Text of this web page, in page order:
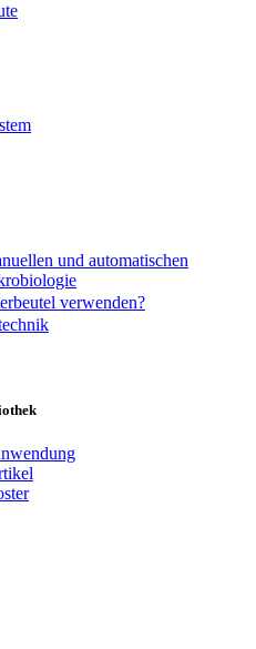
und automatischen
verwenden?